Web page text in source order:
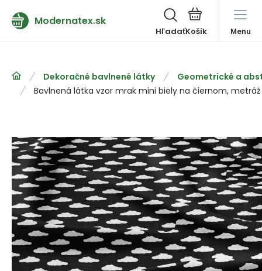
Modernatex.sk
Hľadať Menu
Dekoračné bavlnené látky
Geometrické a
Bavlnená látka vzor mrak mini biely na čiernom, metráž